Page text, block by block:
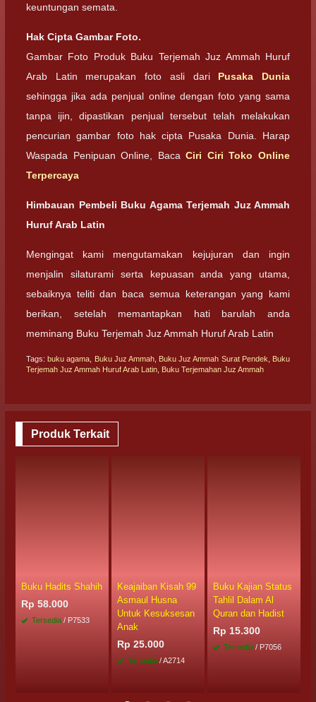
keuntungan semata.
Hak Cipta Gambar Foto.
Gambar Foto Produk Buku Terjemah Juz Ammah Huruf
Arab Latin merupakan foto asli dari Pusaka Dunia
sehingga jika ada penjual online dengan foto yang sama
tanpa ijin, dipastikan penjual tersebut telah melakukan
pencurian gambar foto hak cipta Pusaka Dunia. Harap
Waspada Penipuan Online, BacaCiri Ciri Toko Online
Terpercaya
Himbauan Pembeli Buku Agama Terjemah Juz Ammah
Huruf Arab Latin
Mengingat kami mengutamakan kejujuran dan ingin
menjalin silaturami serta kepuasan anda yang utama,
sebaiknya teliti dan baca semua keterangan yang kami
berikan, setelah memantapkan hati barulah anda
meminang Buku Terjemah Juz Ammah Huruf Arab Latin
Tags:buku agama Buku Juz Ammah, Buku Juz Ammah Surat Pendek
Buku
Terjemah Juz Ammah Huruf Arab Latin Buku Terjemahan Juz Ammah
Produk Terkait
Buku Hadits Shahih
Rp 58.000
Tersedia / P7533
Keajaiban Kisah 99
Asmaul Husna
Untuk Kesuksesan
Anak
Rp 25.000
Tersedia / A2714
Buku Kajian Status
Tahlil Dalam Al
Quran dan Hadist
Rp 15.300
Tersedia / P7056